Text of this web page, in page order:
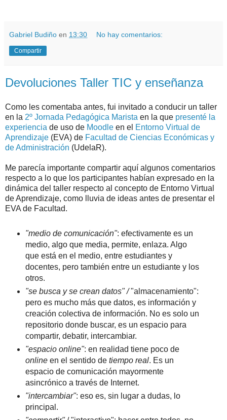
Gabriel Budiño en 13:30 No hay comentarios:
Compartir
Devoluciones Taller TIC y enseñanza
Como les comentaba antes, fui invitado a conducir un taller
en la 2º Jornada Pedagógica Marista en la que presenté la
experiencia de uso de Moodle en el Entorno Virtual de
Aprendizaje (EVA) de Facultad de Ciencias Económicas y
de Administración (UdelaR).
Me parecía importante compartir aquí algunos comentarios
respecto a lo que los participantes habían expresado en la
dinámica del taller respecto al concepto de Entorno Virtual
de Aprendizaje, como lluvia de ideas antes de presentar el
EVA de Facultad.
"medio de comunicación": efectivamente es un
medio, algo que media, permite, enlaza. Algo
que está en el medio, entre estudiantes y
docentes, pero también entre un estudiante y los
otros.
"se busca y se crean datos" /"almacenamiento":
pero es mucho más que datos, es información y
creación colectiva de información. No es solo un
repositorio donde buscar, es un espacio para
compartir, debatir, intercambiar.
"espacio online": en realidad tiene poco de
onlineen el sentido de tiempo real. Es un
espacio de comunicación mayormente
asincrónico a través de Internet.
"intercambiar": eso es, sin lugar a dudas, lo
principal.